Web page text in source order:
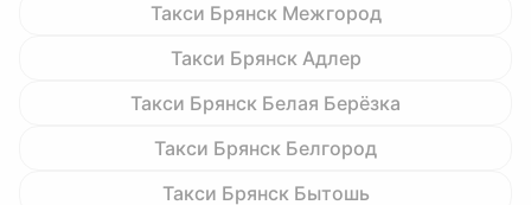
Такси Брянск Межгород
Такси Брянск Адлер
Такси Брянск Белая Берёзка
Такси Брянск Белгород
Такси Брянск Бытошь